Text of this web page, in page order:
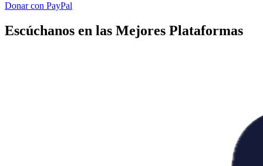
Donar con PayPal
Escúchanos en las Mejores Plataformas